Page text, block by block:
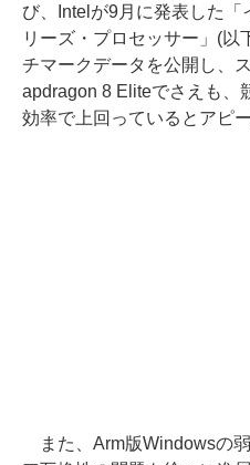
び、Intelが9月に発表した
リーズ・プロセッサー」(以
チマークデータを公開し、
apdragon 8 Eliteでさえも、
効率で上回っているとアピー
また、Arm版Windowsの